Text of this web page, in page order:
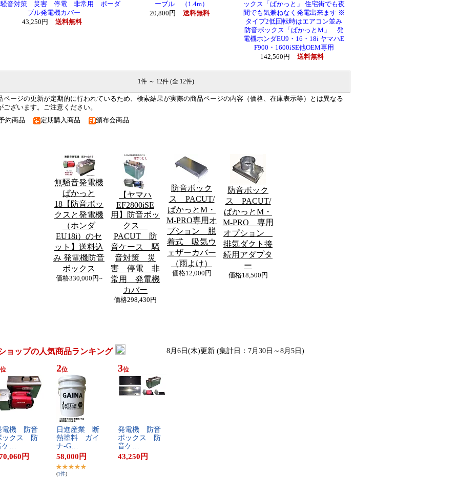
音対策 災害 停電 非常用 ポーダ
ブル発電機カバー
43,250円
送料無料
ーブル （1.4m）
20,800円
送料無料
ックス「ぱかっと」 住宅街でも夜
間でも気兼ねなく発電出来ます ※
タイプ2低回転時はエアコン並み
防音ボックス「ぱかっとM」 発
電機ホンダEU9・16・18i ヤマハE
F900・1600iSE他OEM専用
142,560円
送料無料
1件 ～ 12件 (全 12件)
ページの更新が定期的に行われているため、検索結果が実際の商品ページの内容（価格、在庫表示等）とは異なる
ございます。ご注意ください。
約商品 定期購入商品 頒布会商品
無騒音発電機
ぱかっと
18【防音ボッ
クスと発電機
（ホンダ
EU18i）のセ
ット】送料込
み 発電機防音
ボックス
価格330,000円~
【ヤマハ
EF2800iSE
用】防音ボッ
クス
PACUT 防
音ケース 騒
音対策 災
害 停電 非
常用 発電機
カバー
価格298,430円
防音ボック
ス PACUT/
ぱかっとM・
M-PRO専用オ
プション 脱
着式 吸気ウ
ェザーカバー
（雨よけ）
価格12,000円
防音ボック
ス PACUT/
ぱかっとM・
M-PRO 専用
オプション
排気ダクト接
続用アダプタ
ー
価格18,500円
ョップの人気商品ランキング 8月6日(木)更新 (集計日：7月30日～8月5日)
位
電​機​ ​防​音​
ッ​ク​ス​ ​防​
ケ​…
円
2位
日​進​産​業​ ​断​
熱​塗​料​ ​ガ​イ​
ナ​-​G​…
58,000 円
(1件)
3位
発​電​機​ ​防​音​
ボ​ッ​ク​ス​ ​防​
音​ケ​…
43,250 円